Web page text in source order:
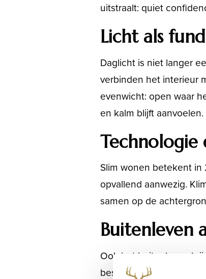
uitstraalt: quiet
Licht als
Daglicht is niet langer
verbinden het interieur
evenwicht: open waar
en kalm blijft aanvoelen.
Slim wonen betekent in
opvallend aanwezig.
samen op de
Buitenleven
Ook het buitenleven
beschutte plekken,